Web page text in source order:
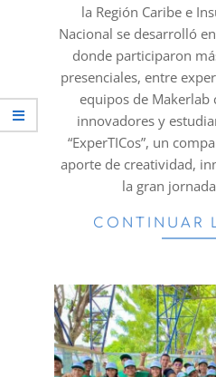
la Región Caribe e
Nacional se desarrolló
donde participaron
presenciales, entre
equipos de Makerlab
innovadores y
“ExperTICos”, un
aporte de creatividad,
la gran
CONTINUAR